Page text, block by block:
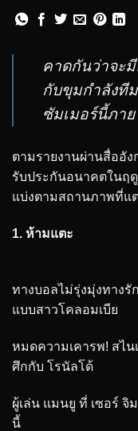
คาดกันว่าจะ
กับขุมกำลังที
ซัมเมอร์นี้ภา
ตามรายงานผ่านสื่ออั
รับประกันอนาคตในฤ
แบ่งตามสถานภาพที่แ
1. ห้ามแตะ
ทางบอลไม่รุ่งมุ่งทาง
แบบสาวโคลอมเบีย
หมดความเคารพ! สไ
ศึกกับ โรนัลโด้
ผู้เล่น แมนยู ที่ เซอร์
นี้